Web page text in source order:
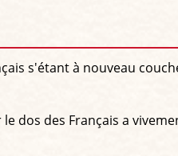
s'étant à nouveau
dos des Français a